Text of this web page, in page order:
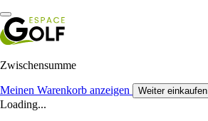
Zwischensumme
Meinen Warenkorb anzeigen Weiter einkaufen
Loading...